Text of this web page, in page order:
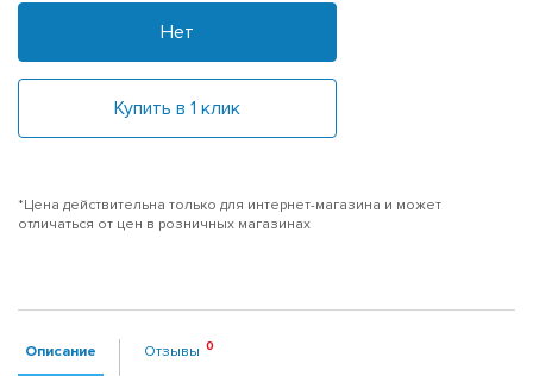
Нет
Купить в 1 клик
*Цена действительна только для интернет-магазина и может
отличаться от цен в розничных магазинах
Описание Отзывы